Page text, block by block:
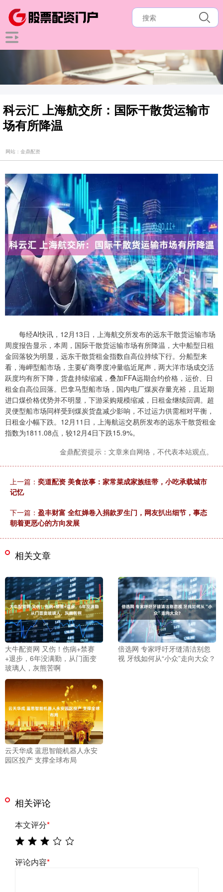
科云汇 上海航交所：国际干散货运输市
场有所降温
网站：金鼎配资
每经AI快讯，12月13日，上海航交所发布的远东干散货运输市场
周度报告显示，本周，国际干散货运输市场有所降温，大中船型日租
金回落较为明显，远东干散货租金指数自高位持续下行。分船型来
看，海岬型船市场，主要矿商季度冲量临近尾声，两大洋市场成交活
跃度均有所下降，货盘持续缩减，叠加FFA远期合约价格，运价、日
租金自高位回落。巴拿马型船市场，国内电厂煤炭存量充裕，且近期
进口煤价格优势并不明显，下游采购规模缩减，日租金继续回调。超
灵便型船市场同样受到煤炭货盘减少影响，不过运力供需相对平衡，
日租金小幅下跌。12月11日，上海航运交易所发布的远东干散货租金
指数为1811.08点，较12月4日下跌15.9%。
金鼎配资提示：文章来自网络，不代表本站观点。
上一篇： 奕道配资 美食故事：家常菜成家族纽带，小吃承载城市
记忆
下一篇： 盈丰财富 全红婵卷入捐款罗生门，网友扒出细节，事态
朝着更恶心的方向发展
相关文章
大牛配资网 又伤！伤病+禁赛
+退步，6年没满勤，从门面变
玻璃人，灰熊苦啊
倍选网 专家呼吁牙缝清洁别忽
视 牙线如何从“小众”走向大众？
云天华成 蓝思智能机器人永安
园区投产 支撑全球布局
相关评论
本文评分*
评论内容*